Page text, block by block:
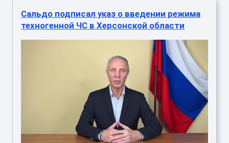
Сальдо подписал указ о введении режима
техногенной ЧС в Херсонской области